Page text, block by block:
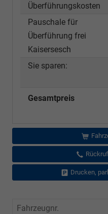
Überführungskosten
Pauschale für
Überführung frei
Kaisersesch
Sie sparen:
Gesamtpreis
Drucken,
Fahrzeugnr.